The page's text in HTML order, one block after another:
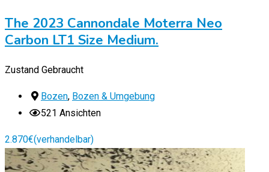
The 2023 Cannondale Moterra Neo
Carbon LT1 Size Medium.
Zustand Gebraucht
Bozen, Bozen & Umgebung
521 Ansichten
2.870€(verhandelbar)